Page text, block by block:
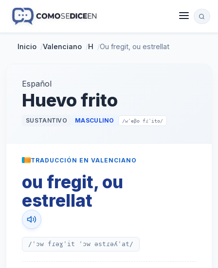
Inicio /Valenciano /H /Ou fregit, ou estrellat
Español
Huevo frito
SUSTANTIVO MASCULINO /wˈeβo fɾˈito/
TRADUCCIÓN EN VALENCIANO
ou fregit, ou
estrellat
/ˈɔw fɾəɣˈit ˈɔw əstɾəʎˈat/